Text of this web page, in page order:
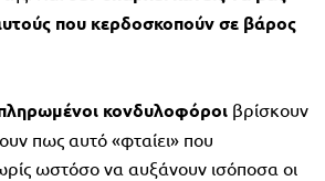
που κερδοσκοπούν σε βάρος
κονδυλοφόροι βρίσκουν
πως αυτό «φταίει» που
ωστόσο να αυξάνουν ισόποσα οι